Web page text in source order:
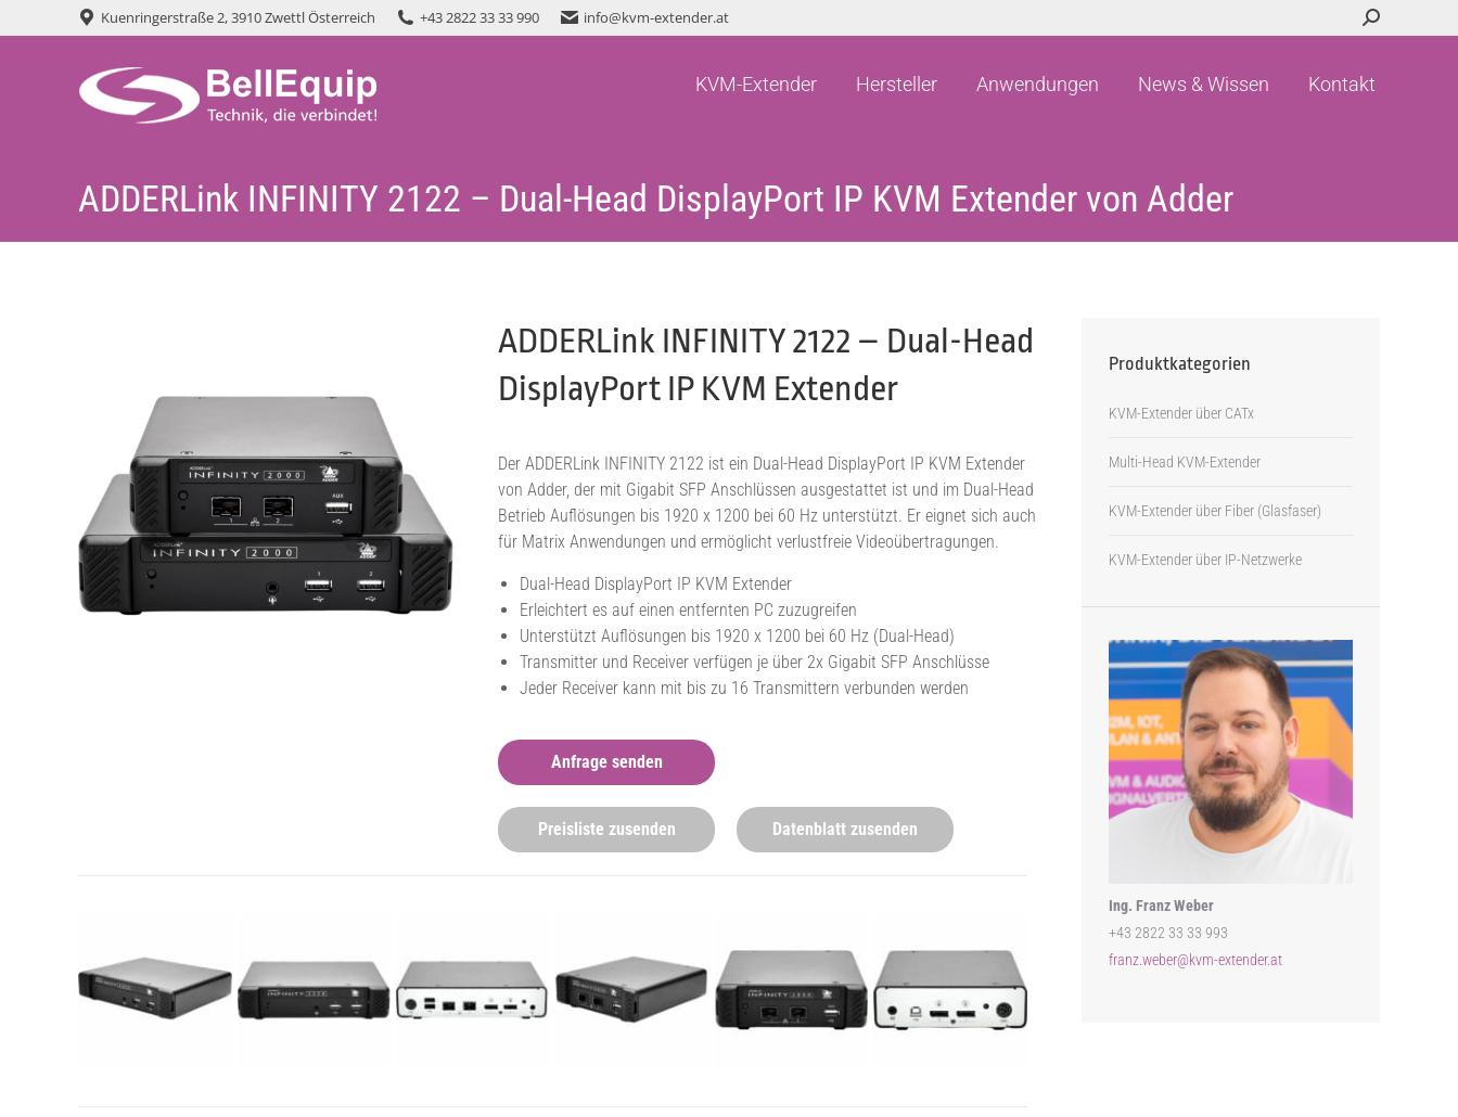
Kuenringerstraße 2, 3910 Zwettl Österreich +43 2822 33 33 990 info@kvm-extender.at Search:
KVM-Extender Hersteller Anwendungen News & Wissen Kontakt
ADDERLink INFINITY 2122 – Dual-Head DisplayPort IP KVM Extender von Adder
ADDERLink INFINITY 2122 – Dual-Head
DisplayPort IP KVM Extender
Der ADDERLink INFINITY 2122 ist ein Dual-Head DisplayPort IP KVM Extender
von Adder, der mit Gigabit SFP Anschlüssen ausgestattet ist und im Dual-Head
Betrieb Auflösungen bis 1920 x 1200 bei 60 Hz unterstützt. Er eignet sich auch
für Matrix Anwendungen und ermöglicht verlustfreie Videoübertragungen.
Dual-Head DisplayPort IP KVM Extender
Erleichtert es auf einen entfernten PC zuzugreifen
Unterstützt Auflösungen bis 1920 x 1200 bei 60 Hz (Dual-Head)
Transmitter und Receiver verfügen je über 2x Gigabit SFP Anschlüsse
Jeder Receiver kann mit bis zu 16 Transmittern verbunden werden
Anfrage senden
Preisliste zusenden Datenblatt zusenden
Produktkategorien
KVM-Extender über CATx
Multi-Head KVM-Extender
KVM-Extender über Fiber (Glasfaser)
KVM-Extender über IP-Netzwerke
Ing. Franz Weber
+43 2822 33 33 993
franz.weber@kvm-extender.at
KVM-Extender Hersteller Anwendungen News & Wissen Kontakt